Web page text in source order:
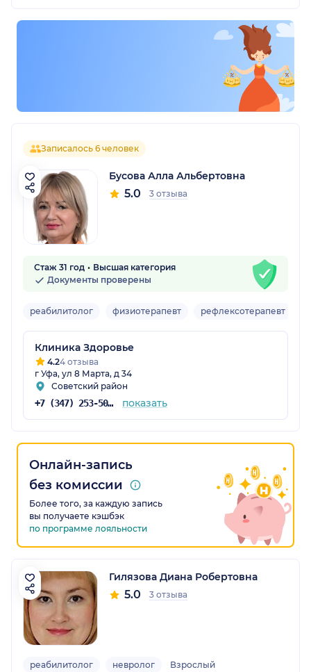
Записалось 6 человек
Бусова Алла Альбертовна
5.0 3 отзыва
Стаж 31 год
Высшая категория
Документы проверены
реабилитолог физиотерапевт рефлексотерапевт
Клиника Здоровье
4.24 отзыва
г Уфа, ул 8 Марта, д 34
Советский район
+7 (347) 253-50-03 показать
Онлайн-запись
без комиссии
Более того, за каждую запись
вы получаете кэшбэк
по программе лояльности
Гилязова Диана Робертовна
5.0 3 отзыва
реабилитолог невролог Взрослый